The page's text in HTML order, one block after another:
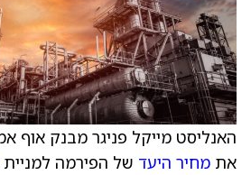
את מחיר היעד של הפירמה למניית Aecom (